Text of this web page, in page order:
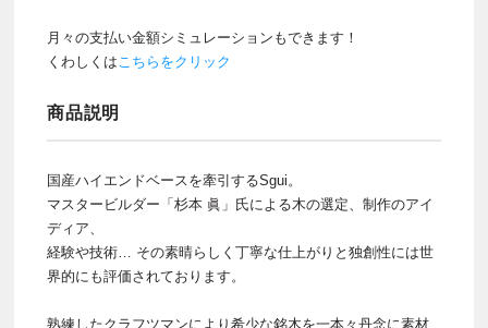
月々の支払い金額シミュレーションもできます！
くわしくはこちらをクリック
商品説明
国産ハイエンドベースを牽引するSgui。
マスタービルダー「杉本 眞」氏による木の選定、制作のアイ
ディア、
経験や技術… その素晴らしく丁寧な仕上がりと独創性には世
界的にも評価されております。
熟練したクラフツマンにより希少な銘木を一本々丹念に素材